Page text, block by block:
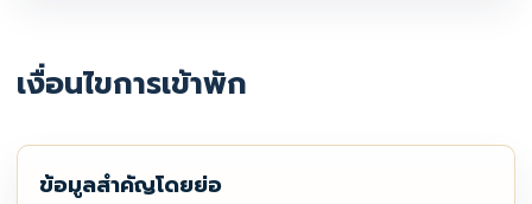
เงื่อนไขการเข้าพัก
ข้อมูลสำคัญโดยย่อ